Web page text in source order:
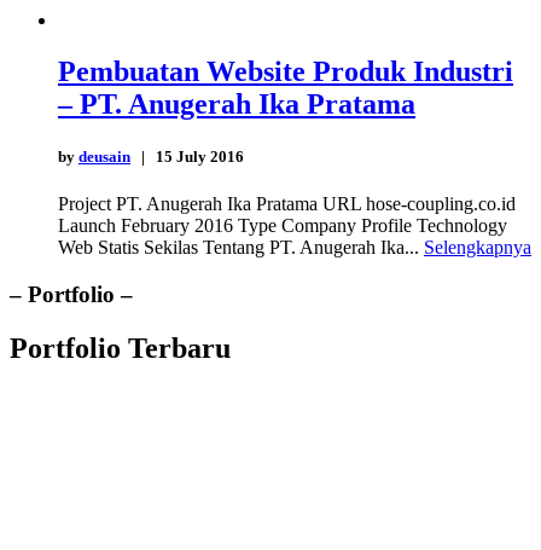
Pembuatan Website Produk Industri
– PT. Anugerah Ika Pratama
by deusain | 15 July 2016
Project PT. Anugerah Ika Pratama URL hose-coupling.co.id
Launch February 2016 Type Company Profile Technology
Web Statis Sekilas Tentang PT. Anugerah Ika... Selengkapnya
– Portfolio –
Portfolio Terbaru